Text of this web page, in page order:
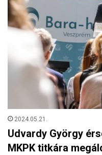
2024.05.21.
Udvardy György
MKPK titkára